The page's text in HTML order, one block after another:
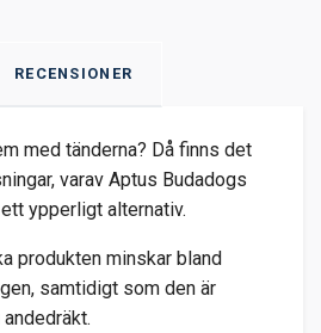
RECENSIONER
med tänderna? Då finns det
varav Aptus Budadogs
ypperligt alternativ.
produkten minskar bland
samtidigt som den är